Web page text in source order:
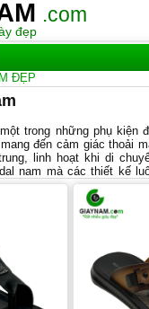
.com
đẹp
ĐẸP
trong những phụ kiện
đến cảm giác thoải
linh hoạt khi di
nam mà các thiết kế
tế khiến cácmẫu dép
thời tiết nóng bức.
trong những ngày
nam
rất phù nhất cho
giản là bạn đi loanh
bảo với cam kết bền đẹp